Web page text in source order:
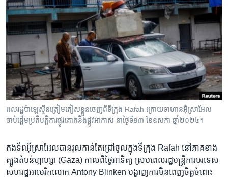
និង​
ចូល​
ទៅ​
រចនា
សម្ព័ន្ធ​
រំលង​
និង​
ទៅ​
ទូរទស្សន៍ / វីដេអូ​
វិទ្យុ / ផតខាសថ៍
កម្មវិធីទាំងអស់
Khmer English
បណ្តាញ​សង្គម
ភាសា
ពលរដ្ឋ​ប៉ាឡេស្ទីន​ត្រៀម​ភៀសខ្លួន​ចេញ​ពី​ទីក្រុង Rafah ក្រោយ​ទាហាន​អ៊ីស្រាអែល​
ចាប់ផ្តើម​ប្រតិបត្តិការ​ផ្លូវគោក​និង​ផ្លូវអាកាស​ នាថ្ងៃទី១៣ ខែឧសភា ឆ្នាំ២០២៤។
កងទ័ព​អ៊ីស្រាអែល​បាន​រុល​កាន់តែ​ជ្រៅ​ចូល​ក្នុង​ទីក្រុង Rafah នៅ​ភាគ​ខាង​
ត្បូង​តំបន់​ហ្កាហ្សា (Gaza) កាលពី​ថ្ងៃ​អាទិត្យ ស្របពេល​រដ្ឋមន្ត្រី​ការបរទេស​
សហរដ្ឋ​អាមេរិក​លោក Antony Blinken បង្ហាញ​ការ​មិន​ពេញចិត្ត​ចំពោះ​